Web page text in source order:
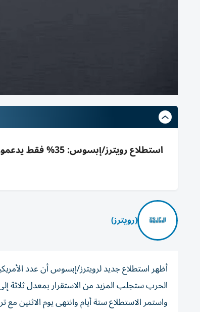
(رويترز)
أظهر استطلاع جديد لرويترز/إبسوس أن عدد
الحرب ستجلب المزيد من الاستقرار بمعدل ثلاثة
واستمر الاستطلاع ستة أيام وانتهى يوم الاثنين